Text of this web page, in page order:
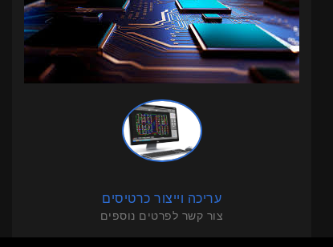
עריכה וייצור כרטיסים
צור קשר לפרטים נוספים